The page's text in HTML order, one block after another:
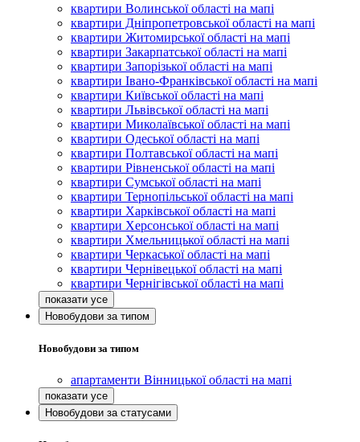
квартири Волинської області на мапі
квартири Дніпропетровської області на мапі
квартири Житомирської області на мапі
квартири Закарпатської області на мапі
квартири Запорізької області на мапі
квартири Івано-Франківської області на мапі
квартири Київської області на мапі
квартири Львівської області на мапі
квартири Миколаївської області на мапі
квартири Одеської області на мапі
квартири Полтавської області на мапі
квартири Рівненської області на мапі
квартири Сумської області на мапі
квартири Тернопільської області на мапі
квартири Харківської області на мапі
квартири Херсонської області на мапі
квартири Хмельницької області на мапі
квартири Черкаської області на мапі
квартири Чернівецької області на мапі
квартири Чернігівської області на мапі
Новобудови за типом
Новобудови за типом
апартаменти Вінницької області на мапі
Новобудови за статусами